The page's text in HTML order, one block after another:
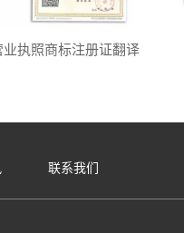
业执照商标注册证翻译
联系我们